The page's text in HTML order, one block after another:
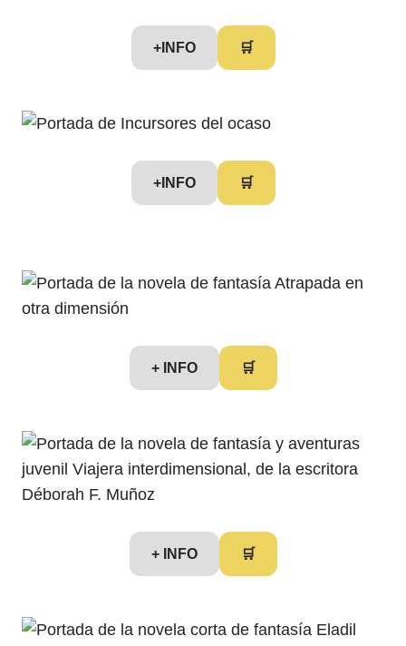
+INFO 🛒
+INFO 🛒
+ INFO 🛒
+ INFO 🛒